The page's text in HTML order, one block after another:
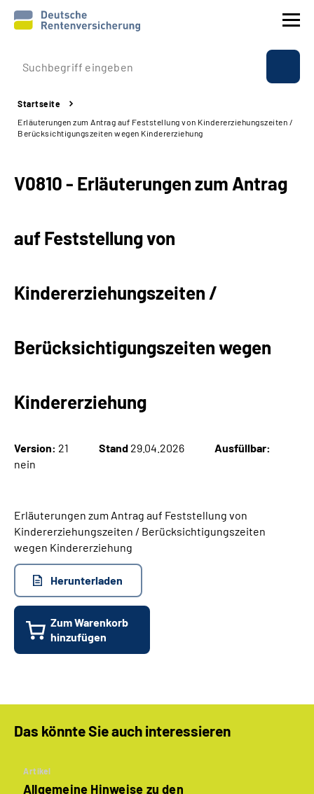
Prävention
Reha
Beratung & Kontakt
Experten
Suche
Mein Kundenportal
Startseite
Erläuterungen zum Antrag auf Feststellung von Kindererziehungszeiten /
Berücksichtigungszeiten wegen Kindererziehung
V0810 - Erläuterungen zum Antrag
auf Feststellung von
Kindererziehungszeiten /
Berücksichtigungszeiten wegen
Kindererziehung
Version: 21 Stand 29.04.2026
Ausfüllbar:
nein
Erläuterungen zum Antrag auf Feststellung von
Kindererziehungszeiten / Berücksichtigungszeiten
wegen Kindererziehung
Herunterladen
Zum Warenkorb
hinzufügen
Das könnte Sie auch interessieren
Artikel
Allgemeine Hinweise zu den